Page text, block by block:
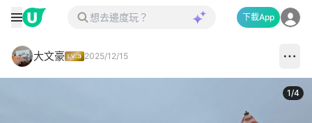
下載App
大文豪 2025/12/15
1/4